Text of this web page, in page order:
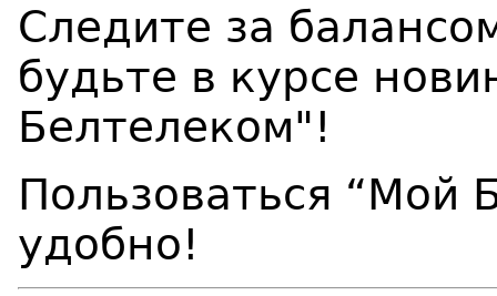
Следите за
будьте в курсе
Белтелеком"!
Пользоваться “Мой
удобно!